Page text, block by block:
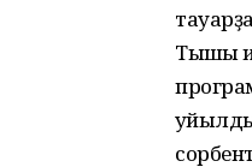
Тышҡы